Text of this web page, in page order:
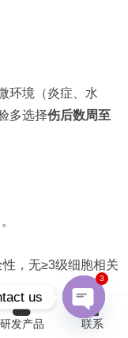
环境（炎症、水
多选择伤后数周至
。
性，无≥3级细胞相关
与移植或免疫抑制
研发产品 联系
us
Open
3